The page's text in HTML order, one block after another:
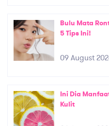
Bulu Mata
5 Tips Ini!
09 August
Ini Dia
Kulit